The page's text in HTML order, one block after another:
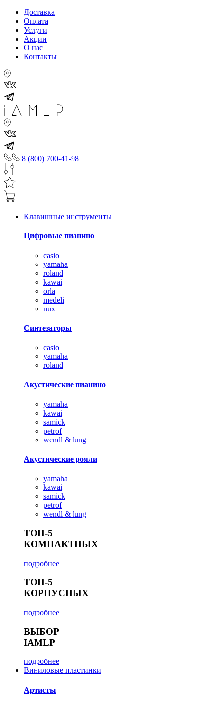
Доставка
Оплата
Услуги
Акции
О нас
Контакты
8 (800) 700-41-98
Клавишные инструменты
Цифровые пианино
casio
yamaha
roland
kawai
orla
medeli
nux
Синтезаторы
casio
yamaha
roland
Акустические пианино
yamaha
kawai
samick
petrof
wendl & lung
Акустические рояли
yamaha
kawai
samick
petrof
wendl & lung
ТОП-5
КОМПАКТНЫХ
подробнее
ТОП-5
КОРПУСНЫХ
подробнее
ВЫБОР
IAMLP
подробнее
Виниловые пластинки
Артисты